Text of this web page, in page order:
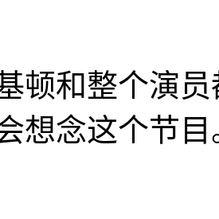
顿和整个演
想念这个节目